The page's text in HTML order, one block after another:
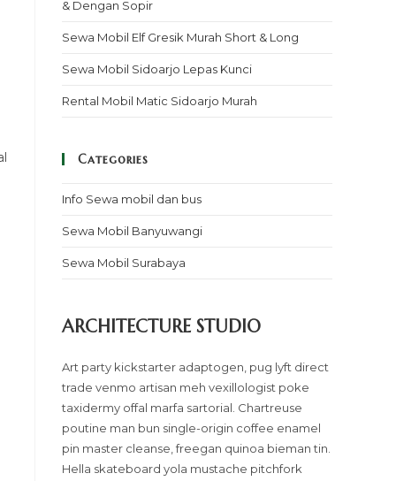
& Dengan Sopir
Sewa Mobil Elf Gresik Murah Short & Long
Sewa Mobil Sidoarjo Lepas Kunci
Rental Mobil Matic Sidoarjo Murah
Categories
Info Sewa mobil dan bus
Sewa Mobil Banyuwangi
Sewa Mobil Surabaya
ARCHITECTURE STUDIO
Art party kickstarter adaptogen, pug lyft direct
trade venmo artisan meh vexillologist poke
taxidermy offal marfa sartorial. Chartreuse
poutine man bun single-origin coffee enamel
pin master cleanse, freegan quinoa bieman tin.
Hella skateboard yola mustache pitchfork